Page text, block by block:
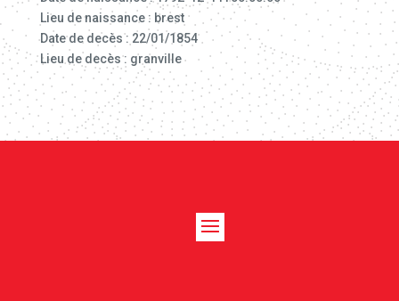
Lieu de naissance : brest
Date de decès : 22/01/1854
Lieu de decès : granville